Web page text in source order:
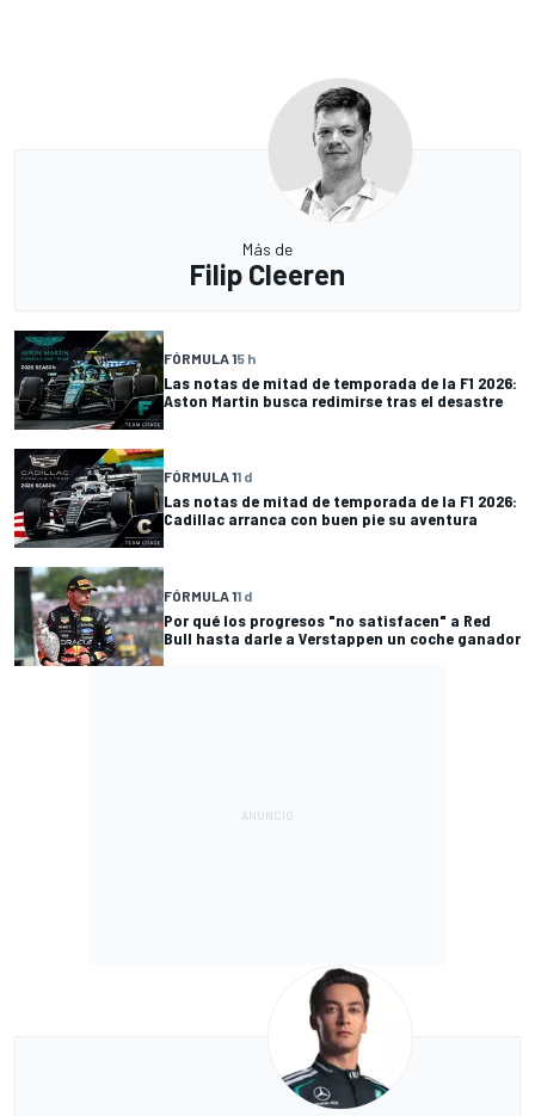
Más de
Filip Cleeren
FÓRMULA 15 h
Las notas de mitad de temporada de la F1 2026:
Aston Martin busca redimirse tras el desastre
FÓRMULA 11 d
Las notas de mitad de temporada de la F1 2026:
Cadillac arranca con buen pie su aventura
FÓRMULA 11 d
Por qué los progresos "no satisfacen" a Red
Bull hasta darle a Verstappen un coche ganador